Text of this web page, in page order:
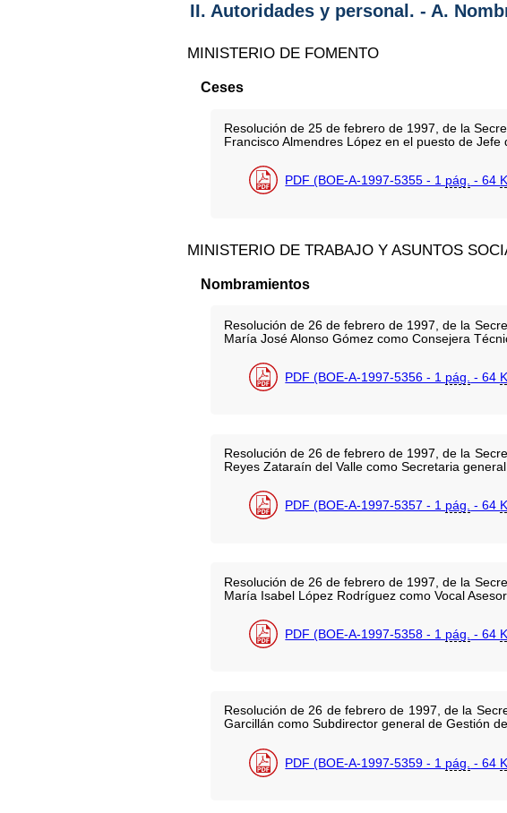
II. Autoridades y personal. - A.
MINISTERIO DE FOMENTO
Ceses
Resolución de 25 de febrero de 1997, de la
Francisco Almendres López en el puesto de
PDF (BOE-A-1997-5355 - 1 pág. - 64
MINISTERIO DE TRABAJO Y ASUNTOS
Nombramientos
Resolución de 26 de febrero de 1997, de la
María José Alonso Gómez como Consejera
PDF (BOE-A-1997-5356 - 1 pág. - 64
Resolución de 26 de febrero de 1997, de la
Reyes Zataraín del Valle como Secretaria
PDF (BOE-A-1997-5357 - 1 pág. - 64
Resolución de 26 de febrero de 1997, de la
María Isabel López Rodríguez como Vocal
PDF (BOE-A-1997-5358 - 1 pág. - 64
Resolución de 26 de febrero de 1997, de la
Garcillán como Subdirector general de Gestión
PDF (BOE-A-1997-5359 - 1 pág. - 64